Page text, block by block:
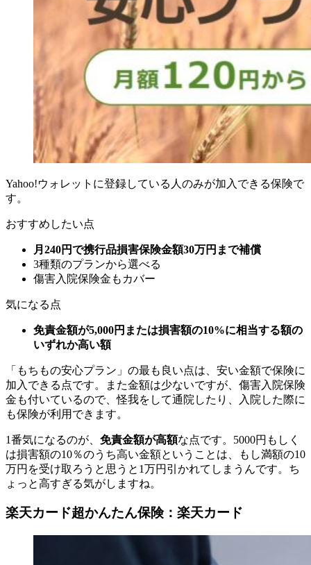
Yahoo!ウォレットに登録している人のみが加入できる保険で
す。
おすすめしたい点
月240円で携行品損害保険金額30万円まで補償
3種類のプランから選べる
傷害入院保険金もカバー
気になる点
免責金額が5,000円または損害額の10%に相当する額の
いずれか高い額
「もちもの安心プラン」の最も良い点は、安い金額で保険に
加入できる点です。また金額は少ないですが、傷害入院保険
金も付いているので、怪我をして通院したり、入院した際に
も保険が利用できます。
1番気になるのが、 免責金額が高額な点です。5000円もしく
は損害額の10％のうち高い金額ということは、もし満額の10
万円を受け取ろうと思うと1万円引かれてしまうんです。ち
ょっと高すぎる気がしますね。
楽天カード超かんたん保険：楽天カード